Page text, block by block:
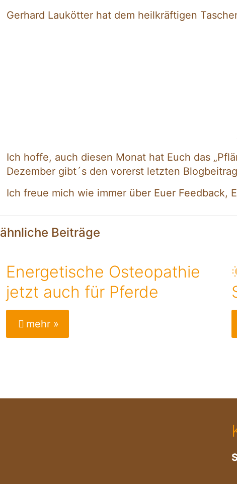
Gerhard Laukötter hat dem heilkräftigen
Ich hoffe, auch diesen Monat hat Euch das
Dezember gibt´s den vorerst letzten
Ich freue mich wie immer über Euer Feedback,
ähnliche Beiträge
Energetische Osteopathie
jetzt auch für Pferde
mehr »